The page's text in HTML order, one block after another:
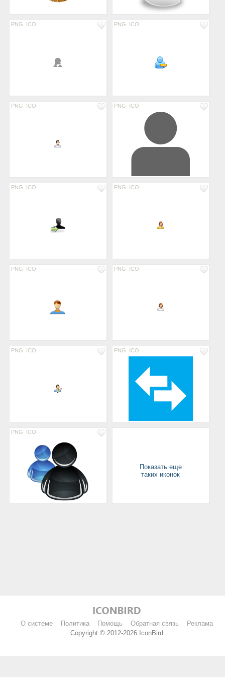
PNG ICO PNG ICO
PNG ICO PNG ICO
PNG ICO PNG ICO
PNG ICO PNG ICO
PNG ICO PNG ICO
PNG ICO
Показать еще
таких иконок
О системе Политика Помощь Обратная связь
Реклама
Copyright © 2012-2026 IconBird